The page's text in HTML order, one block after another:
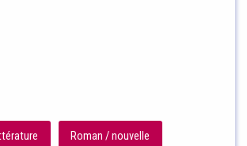
Roman / nouvelle